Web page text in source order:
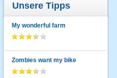
Unsere Tipps
My wonderful farm
Zombies want my bike